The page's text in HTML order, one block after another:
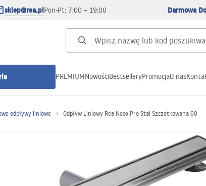
sklep@rea.plPon-Pt: 7:00 – 19:00 Darmowa
PREMIUMNowościBestselleryPromocjaO nas
odpływy liniowe Odpływ Liniowy Rea Neox Pro Stal Szczotkowana 60